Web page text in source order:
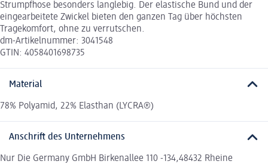
Strumpfhose besonders langlebig. Der elastische Bund und der
eingearbeitete Zwickel bieten den ganzen Tag über höchsten
Tragekomfort, ohne zu verrutschen.
dm-Artikelnummer: 3041548
GTIN: 4058401698735
Material
78% Polyamid, 22% Elasthan (LYCRA®)
Anschrift des Unternehmens
Nur Die Germany GmbH Birkenallee 110 -134,48432 Rheine